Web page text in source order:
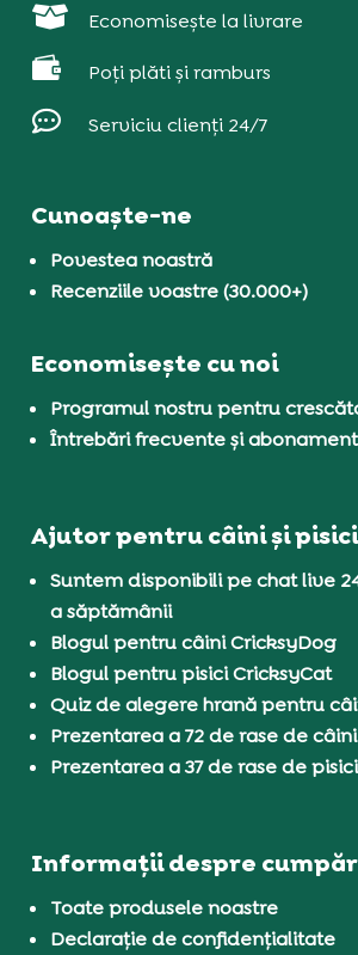
 Economisește la livrare
 Poți plăti și ramburs
 Serviciu clienți 24/7
Cunoaște-ne
Povestea noastră
Recenziile voastre (30.000+)
Economisește cu noi
Programul nostru pentru
Întrebări frecvente și
Ajutor pentru câini și pisici
Suntem disponibili pe chat live
a săptămânii
Blogul pentru câini CricksyDog
Blogul pentru pisici CricksyCat
Quiz de alegere hrană pentru
Prezentarea a 72 de rase de câini
Prezentarea a 37 de rase de pisici
Informații despre
Toate produsele noastre
Declarație de confidențialitate